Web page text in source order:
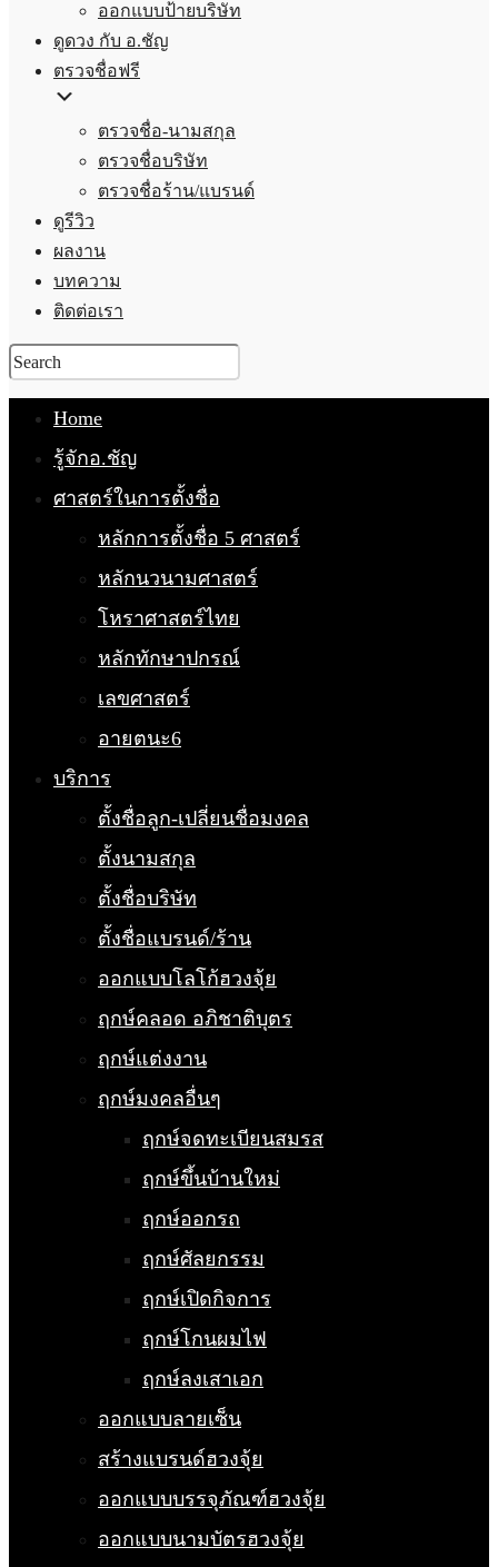
ออกแบบป้ายบริษัท
ดูดวง กับ อ.ชัญ
ตรวจชื่อฟรี
ตรวจชื่อ-นามสกุล
ตรวจชื่อบริษัท
ตรวจชื่อร้าน/แบรนด์
ดูรีวิว
ผลงาน
บทความ
ติดต่อเรา
Home
รู้จักอ.ชัญ
ศาสตร์ในการตั้งชื่อ
หลักการตั้งชื่อ 5 ศาสตร์
หลักนวนามศาสตร์
โหราศาสตร์ไทย
หลักทักษาปกรณ์
เลขศาสตร์
อายตนะ6
บริการ
ตั้งชื่อลูก-เปลี่ยนชื่อมงคล
ตั้งนามสกุล
ตั้งชื่อบริษัท
ตั้งชื่อแบรนด์/ร้าน
ออกแบบโลโก้ฮวงจุ้ย
ฤกษ์คลอด อภิชาติบุตร
ฤกษ์แต่งงาน
ฤกษ์มงคลอื่นๆ
ฤกษ์จดทะเบียนสมรส
ฤกษ์ขึ้นบ้านใหม่
ฤกษ์ออกรถ
ฤกษ์ศัลยกรรม
ฤกษ์เปิดกิจการ
ฤกษ์โกนผมไฟ
ฤกษ์ลงเสาเอก
ออกแบบลายเซ็น
สร้างแบรนด์ฮวงจุ้ย
ออกแบบบรรจุภัณฑ์ฮวงจุ้ย
ออกแบบนามบัตรฮวงจุ้ย